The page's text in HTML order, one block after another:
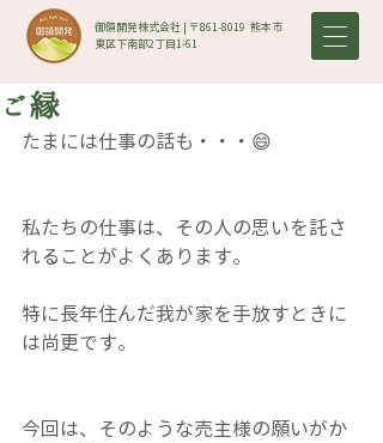
御領開発株式会社 | 〒861-8019​ 熊本市
東区下南部2丁目1-61
ご縁
たまには仕事の話も・・・😄
私たちの仕事は、その人の思いを託さ
れることがよくあります。
特に長年住んだ我が家を手放すときに
は尚更です。
今回は、そのような売主様の願いがか